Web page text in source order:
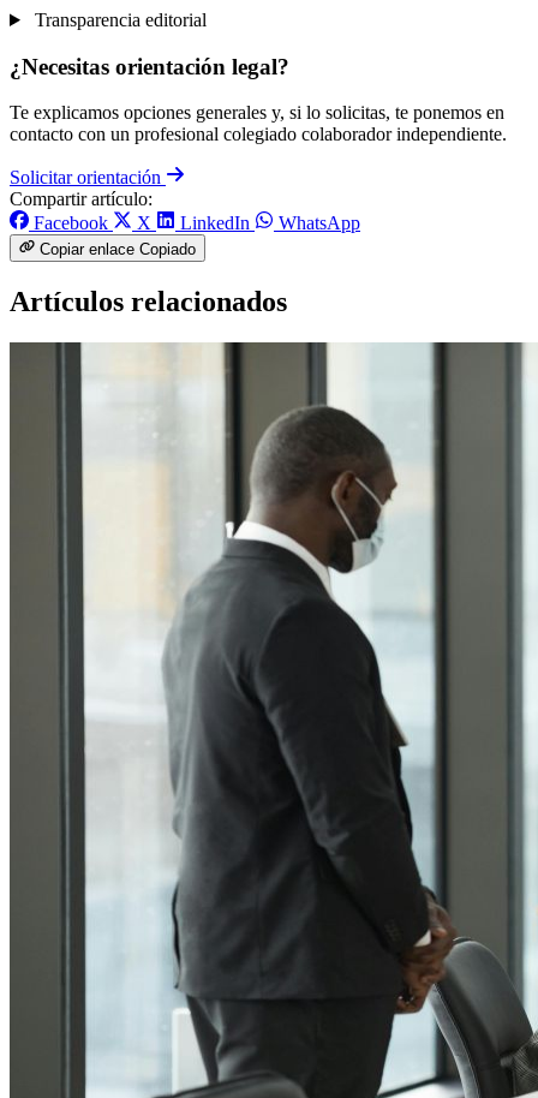
Transparencia editorial
¿Necesitas orientación legal?
Te explicamos opciones generales y, si lo solicitas, te ponemos en
contacto con un profesional colegiado colaborador independiente.
Solicitar orientación
Compartir artículo:
Facebook
X LinkedIn WhatsApp
Copiar enlace Copiado
Artículos relacionados